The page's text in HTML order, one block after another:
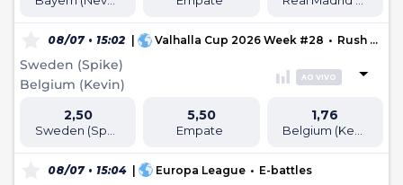
08/07 • 15:02 Valhalla Cup 2026 Week #28 • Rush Football
Sweden (Spike)
Belgium (Kevin)
AO VIVO
2,50
Empate
5,50 1,76
08/07 • 15:04 Europa League • E-battles